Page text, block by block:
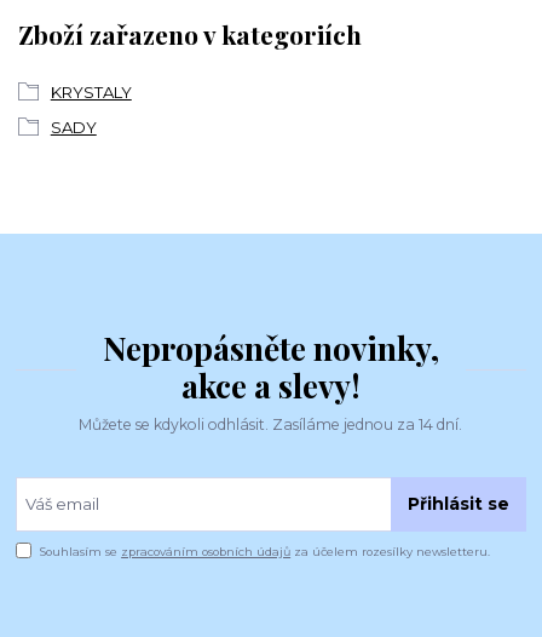
Zboží zařazeno v kategoriích
KRYSTALY
SADY
Nepropásněte novinky,
akce a slevy!
Můžete se kdykoli odhlásit. Zasíláme jednou za 14 dní.
Přihlásit se
Souhlasím se zpracováním osobních údajů za účelem rozesílky newsletteru.